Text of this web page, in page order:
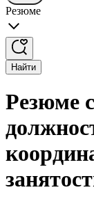
Резюме
Найти
Резюме